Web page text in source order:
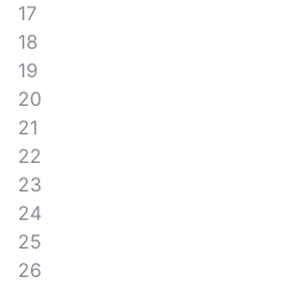
17
18
19
20
21
22
23
24
25
26